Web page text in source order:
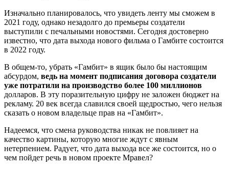
Изначально планировалось, что увидеть ленту мы сможем в
2021 году, однако незадолго до премьеры создатели
выступили с печальными новостями. Сегодня достоверно
известно, что дата выхода нового фильма о Гамбите состоится
в 2022 году.
В общем-то, убрать «Гамбит» в ящик было бы настоящим
абсурдом, ведь на момент подписания договора создатели
уже потратили на производство более 100 миллионов
долларов. В эту поразительную цифру не заложен бюджет на
рекламу. 20 век всегда славился своей щедростью, чего нельзя
сказать о новом владельце прав на «Гамбит».
Надеемся, что смена руководства никак не повлияет на
качество картины, которую многие ждут с явным
нетерпением. Радует, что дата выхода все же состоится, но о
чем пойдет речь в новом проекте Мравел?